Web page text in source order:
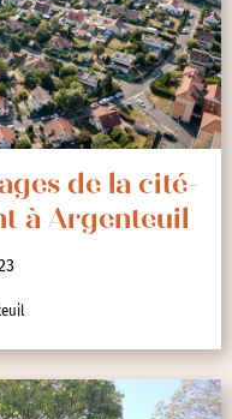
de la cité-
à Argenteuil